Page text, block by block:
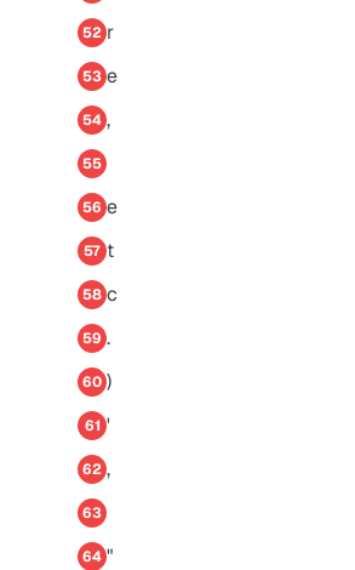
52 r
53 e
54 ,
55
56 e
57 t
58 c
59 .
60 )
61 '
62 ,
63
64 "